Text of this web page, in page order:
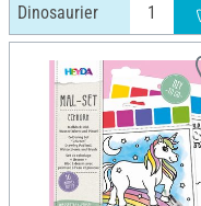
Dinosaurier